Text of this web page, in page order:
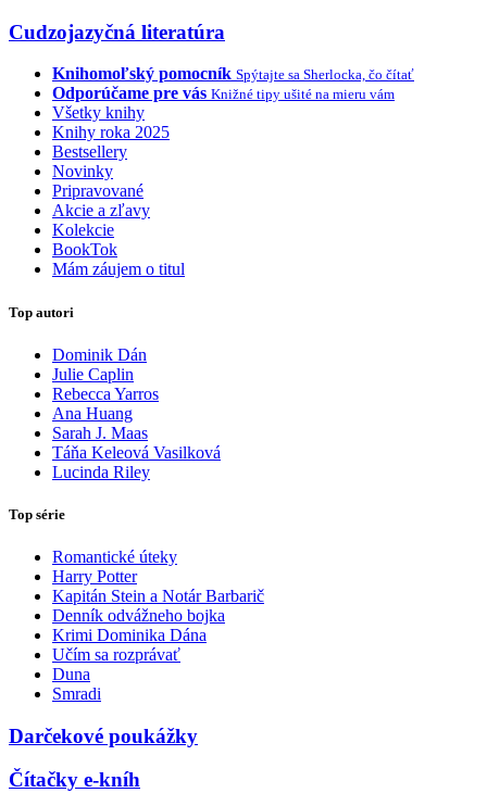
Cudzojazyčná literatúra
Knihomoľský pomocník Spýtajte sa Sherlocka, čo čítať
Odporúčame pre vás Knižné tipy ušité na mieru vám
Všetky knihy
Knihy roka 2025
Bestsellery
Novinky
Pripravované
Akcie a zľavy
Kolekcie
BookTok
Mám záujem o titul
Top autori
Dominik Dán
Julie Caplin
Rebecca Yarros
Ana Huang
Sarah J. Maas
Táňa Keleová Vasilková
Lucinda Riley
Top série
Romantické úteky
Harry Potter
Kapitán Stein a Notár Barbarič
Denník odvážneho bojka
Krimi Dominika Dána
Učím sa rozprávať
Duna
Smradi
Darčekové poukážky
Čítačky e-kníh